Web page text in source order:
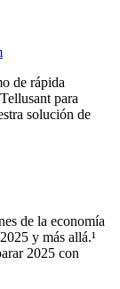
de rápida
para
solución de
de la economía
y más allá.¹
2025 con